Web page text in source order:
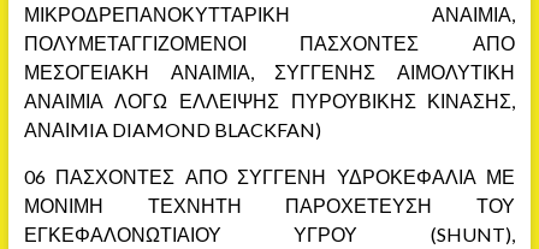
ΜΙΚΡΟΔΡΕΠΑΝΟΚΥΤΤΑΡΙΚΗ ΑΝΑΙΜΙΑ,
ΠΟΛΥΜΕΤΑΓΓΙΖΟΜΕΝΟΙ ΠΑΣΧΟΝΤΕΣ ΑΠΟ
ΜΕΣΟΓΕΙΑΚΗ ΑΝΑΙΜΙΑ, ΣΥΓΓΕΝΗΣ ΑΙΜΟΛΥΤΙΚΗ
ΑΝΑΙΜΙΑ ΛΟΓΩ ΕΛΛΕΙΨΗΣ ΠΥΡΟΥΒΙΚΗΣ ΚΙΝΑΣΗΣ,
ΑΝΑΙMIA DIAMOND BLACKFAN)
06 ΠΑΣΧΟΝΤΕΣ ΑΠΟ ΣΥΓΓΕΝΗ ΥΔΡΟΚΕΦΑΛΙΑ ΜΕ
ΜΟΝΙΜΗ ΤΕΧΝΗΤΗ ΠΑΡΟΧΕΤΕΥΣΗ ΤΟΥ
ΕΓΚΕΦΑΛΟΝΩΤΙΑΙΟΥ ΥΓΡΟΥ (SHUNT),